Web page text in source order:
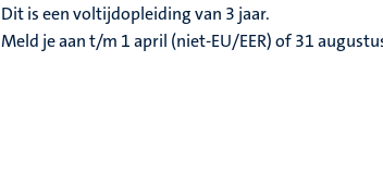
Dit is een voltijdopleiding van 3 jaar.
Meld je aan t/m 1 april (niet-EU/EER) of 31